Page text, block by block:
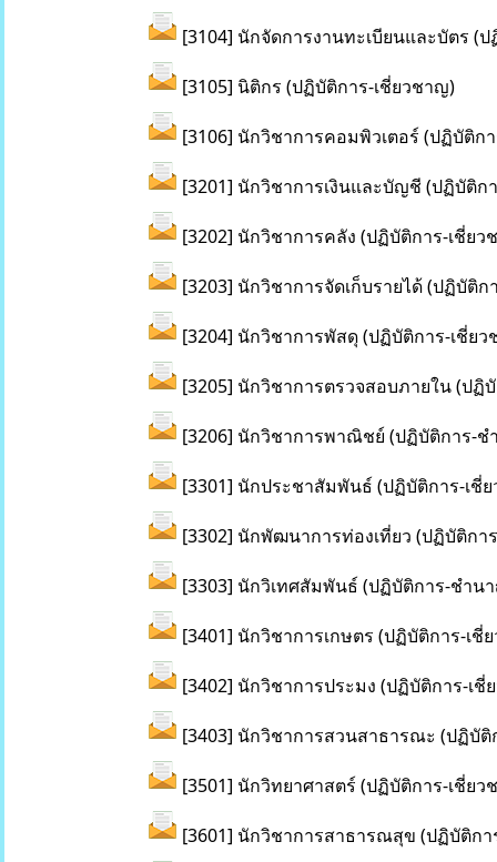
[3104] นักจัดการงานทะเบียนและบัตร (
[3105] นิติกร (ปฏิบัติการ-เชี่ยวชาญ)
[3106] นักวิชาการคอมพิวเตอร์ (ปฏิบัติก
[3201] นักวิชาการเงินและบัญชี (ปฏิบัติก
[3202] นักวิชาการคลัง (ปฏิบัติการ-เชี่ยว
[3203] นักวิชาการจัดเก็บรายได้ (ปฏิบัติก
[3204] นักวิชาการพัสดุ (ปฏิบัติการ-เชี่ย
[3205] นักวิชาการตรวจสอบภายใน (ปฏิ
[3206] นักวิชาการพาณิชย์ (ปฏิบัติการ-ช
[3301] นักประชาสัมพันธ์ (ปฏิบัติการ-เชี่
[3302] นักพัฒนาการท่องเที่ยว (ปฏิบัติกา
[3303] นักวิเทศสัมพันธ์ (ปฏิบัติการ-ชำน
[3401] นักวิชาการเกษตร (ปฏิบัติการ-เชี่
[3402] นักวิชาการประมง (ปฏิบัติการ-เชี่
[3403] นักวิชาการสวนสาธารณะ (ปฏิบั
[3501] นักวิทยาศาสตร์ (ปฏิบัติการ-เชี่ยว
[3601] นักวิชาการสาธารณสุข (ปฏิบัติกา